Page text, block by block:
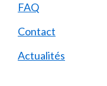
FAQ
Contact
Actualités